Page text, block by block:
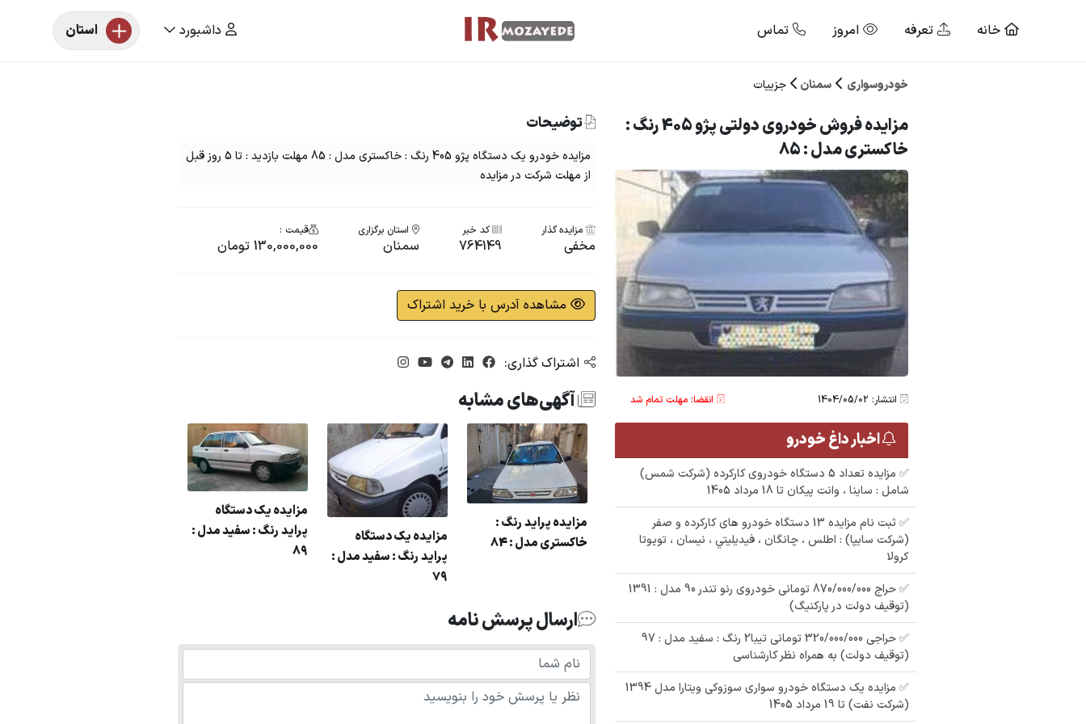
خانه تعرفه امروز تماس داشبورد استان
خودروسواری سمنان جزییات
مزایده فروش خودروی دولتی پژو 405 رنگ :
خاکستری مدل : 85
انتشار: 1404/05/02 انقضا: مهلت تمام شد
اخبار داغ خودرو
✅ مزایده تعداد 5 دستگاه خودروی کارکرده (شرکت شمس)
شامل : ساینا ، وانت پیکان تا 18 مرداد 1405
✅ ثبت نام مزایده 13 دستگاه خودرو های کارکرده و صفر
(شرکت سایپا) : اطلس ، چانگان ، فيديليتي ، نیسان ، تویوتا
کرولا
✅ حراج 870/000/000 تومانی خودروی رنو تندر 90 مدل : 1391
(توقیف دولت در پارکنیگ)
✅ حراجی 320/000/000 تومانی تیبا2 رنگ : سفید مدل : 97
(توقیف دولت) به همراه نظر کارشناسی
✅ مزایده یک دستگاه خودرو سواری سوزوکی ویتارا مدل 1394
(شرکت نفت) تا 19 مرداد 1405
توضیحات
مزایده خودرو یک دستگاه پژو 405 رنگ : خاکستری مدل : 85 مهلت بازدید : تا 5 روز قبل
از مهلت شرکت در مزایده
مزایده گذار
مخفی
کد خبر
764149
استان برگزاری
سمنان
قیمت :
130,000,000 تومان
مشاهده آدرس با خرید اشتراک
اشتراک گذاری:
آگهی‌های مشابه
مزایده یک دستگاه
پراید رنگ : سفید مدل :
89
مزایده یک دستگاه
پراید رنگ : سفید مدل :
79
مزایده پراید رنگ :
خاکستری مدل : 84
ارسال پرسش نامه